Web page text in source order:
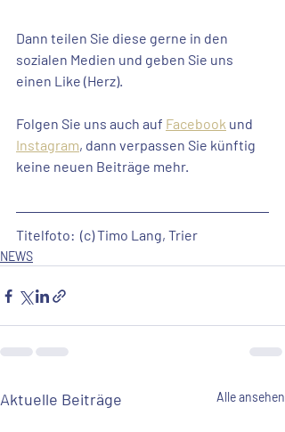
Dann teilen Sie diese gerne in den
sozialen Medien und geben Sie uns
einen Like (Herz).
Folgen Sie uns auch auf Facebook und
Instagram, dann verpassen Sie künftig
keine neuen Beiträge mehr.
Titelfoto:  (c) Timo Lang, Trier
NEWS
Aktuelle Beiträge Alle ansehen